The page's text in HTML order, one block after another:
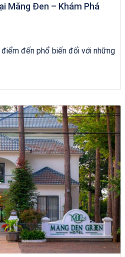
Măng Đen – Khám Phá
đến phổ biến đối với những